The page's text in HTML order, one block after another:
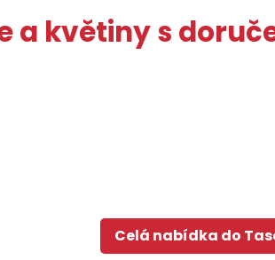
a květiny s
Celá nabídka do